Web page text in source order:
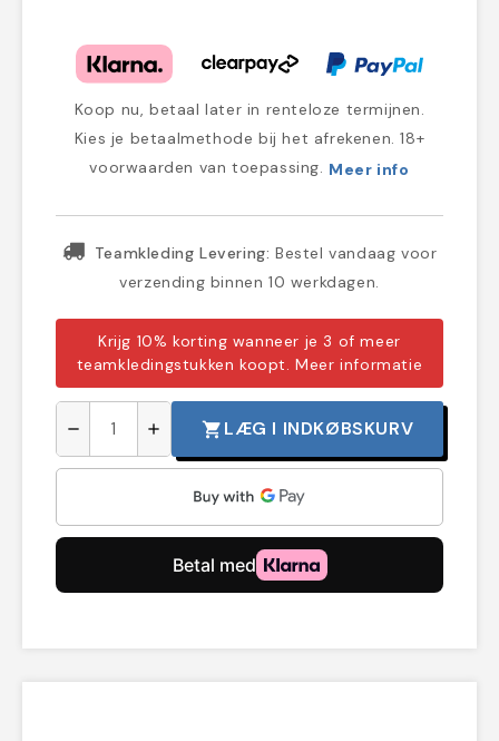
Koop nu, betaal later in renteloze termijnen.
Kies je betaalmethode bij het afrekenen. 18+
voorwaarden van toepassing. Meer info
Teamkleding Levering: Bestel vandaag voor
verzending binnen 10 werkdagen.
Krijg 10% korting wanneer je 3 of meer
teamkledingstukken koopt.Meer informatie
remove add shopping_cart LÆG I INDKØBSKURV